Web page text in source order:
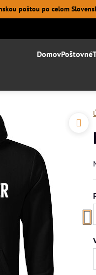
poštou po celom
DomovPoštovné